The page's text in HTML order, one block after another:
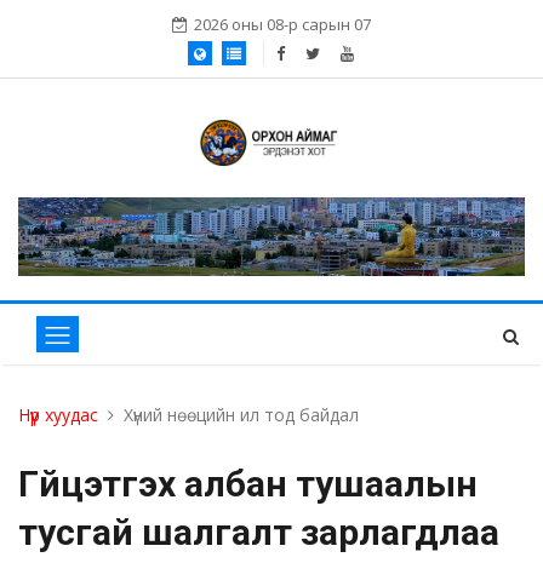
2026 оны 08-р сарын 07
Нүүр хуудас Хүний нөөцийн ил тод байдал
Гүйцэтгэх албан тушаалын
тусгай шалгалт зарлагдлаа